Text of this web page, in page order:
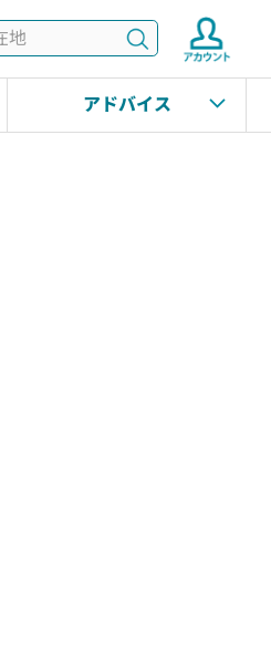
検索
アドバイス